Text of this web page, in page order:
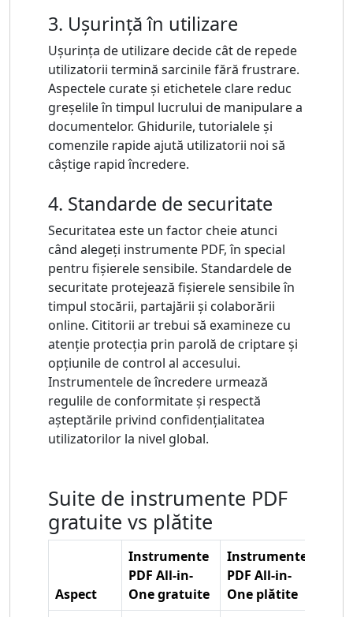
3. Ușurință în utilizare
Ușurința de utilizare decide cât de repede
utilizatorii termină sarcinile fără frustrare.
Aspectele curate și etichetele clare reduc
greșelile în timpul lucrului de manipulare a
documentelor. Ghidurile, tutorialele și
comenzile rapide ajută utilizatorii noi să
câștige rapid încredere.
4. Standarde de securitate
Securitatea este un factor cheie atunci
când alegeți instrumente PDF, în special
pentru fișierele sensibile. Standardele de
securitate protejează fișierele sensibile în
timpul stocării, partajării și colaborării
online. Cititorii ar trebui să examineze cu
atenție protecția prin parolă de criptare și
opțiunile de control al accesului.
Instrumentele de încredere urmează
regulile de conformitate și respectă
așteptările privind confidențialitatea
utilizatorilor la nivel global.
Suite de instrumente PDF
gratuite vs plătite
Aspect
Instrumente
PDF All-in-
One gratuite
Instrumente
PDF All-in-
One plătite